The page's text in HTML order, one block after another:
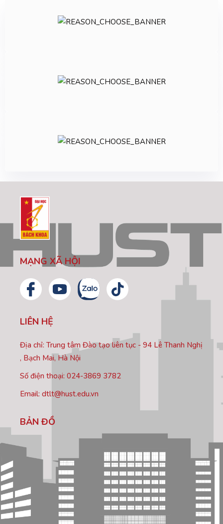
MẠNG XÃ HỘI
LIÊN HỆ
Địa chỉ: Trung tâm Đào tạo liên tục - 94 Lê Thanh Nghị
, Bạch Mai, Hà Nội
Số điện thoại: 024-3869 3782
Email: dtlt@hust.edu.vn
BẢN ĐỒ